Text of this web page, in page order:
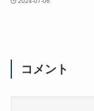
コメント